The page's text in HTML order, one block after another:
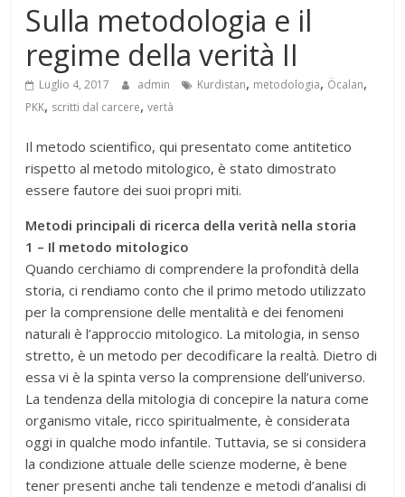
Sulla metodologia e il
regime della verità II
Luglio 4, 2017 admin Kurdistan, metodologia, Öcalan,
PKK, scritti dal carcere,vertà
Il metodo scientifico, qui presentato come antitetico
rispetto al metodo mitologico, è stato dimostrato
essere fautore dei suoi propri miti.
Metodi principali di ricerca della verità nella storia
1 – Il metodo mitologico
Quando cerchiamo di comprendere la profondità della
storia, ci rendiamo conto che il primo metodo utilizzato
per la comprensione delle mentalità e dei fenomeni
naturali è l’approccio mitologico. La mitologia, in senso
stretto, è un metodo per decodificare la realtà. Dietro di
essa vi è la spinta verso la comprensione dell’universo.
La tendenza della mitologia di concepire la natura come
organismo vitale, ricco spiritualmente, è considerata
oggi in qualche modo infantile. Tuttavia, se si considera
la condizione attuale delle scienze moderne, è bene
tener presenti anche tali tendenze e metodi d’analisi di